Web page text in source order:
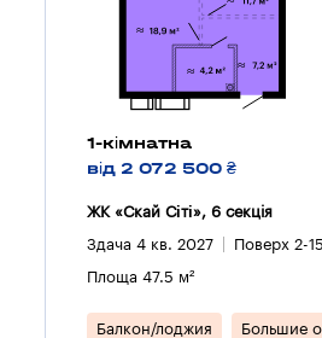
1-кімнатна
від 2 072 500 ₴
ЖК «Скай Сіті», 6 секцiя
Здача 4 кв. 2027 Поверх 2-15
Площа 47.5 м²
Балкон/лоджия Большие